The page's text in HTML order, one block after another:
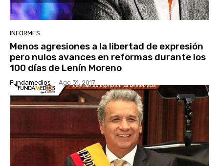
INFORMES
Menos agresiones a la libertad de expresión
pero nulos avances en reformas durante los
100 días de Lenín Moreno
Fundamedios - Ago 31, 2017